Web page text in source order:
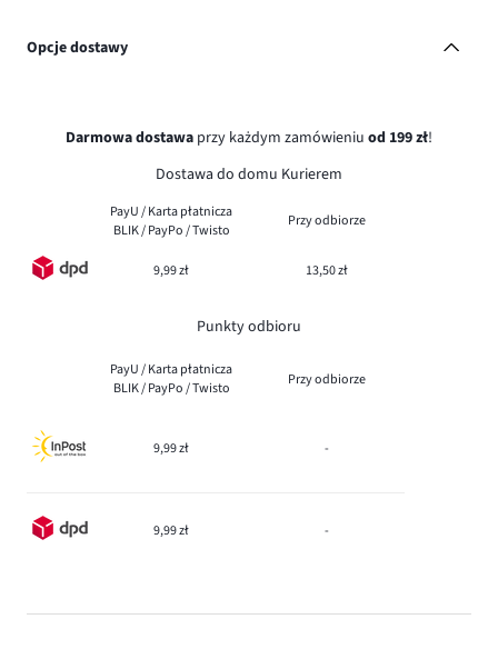
Opcje dostawy
Darmowa dostawa przy każdym zamówieniu od 199 zł!
Dostawa do domu Kurierem
PayU / Karta płatnicza
BLIK / PayPo / Twisto
Przy odbiorze
9,99 zł 13,50 zł
Punkty odbioru
PayU / Karta płatnicza
BLIK / PayPo / Twisto
Przy odbiorze
9,99 zł -
9,99 zł -